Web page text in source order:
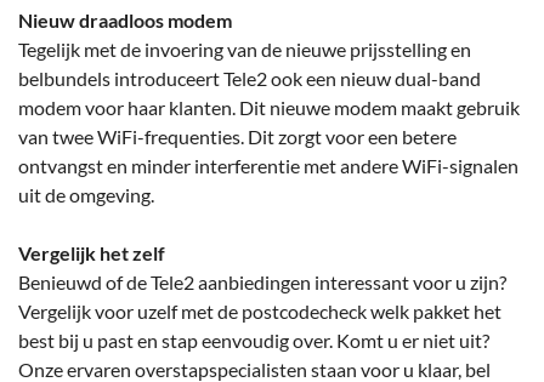
Nieuw draadloos modem
Tegelijk met de invoering van de nieuwe prijsstelling en
belbundels introduceert Tele2 ook een nieuw dual-band
modem voor haar klanten. Dit nieuwe modem maakt gebruik
van twee WiFi-frequenties. Dit zorgt voor een betere
ontvangst en minder interferentie met andere WiFi-signalen
uit de omgeving.
Vergelijk het zelf
Benieuwd of de Tele2 aanbiedingen interessant voor u zijn?
Vergelijk voor uzelf met de postcodecheck welk pakket het
best bij u past en stap eenvoudig over. Komt u er niet uit?
Onze ervaren overstapspecialisten staan voor u klaar, bel